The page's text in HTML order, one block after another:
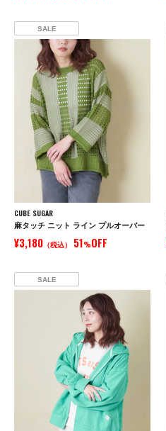
SALE
CUBE SUGAR
麻タッチ ニット ライン プルオーバー
¥3,180 （税込） 51%OFF
SALE